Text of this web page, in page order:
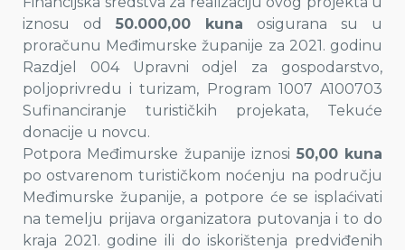
iznosu od 50.000,00 kuna osigurana su u
proračunu Međimurske županije za 2021. godinu
Razdjel 004 Upravni odjel za gospodarstvo,
poljoprivredu i turizam, Program 1007 A100703
Sufinanciranje turističkih projekata, Tekuće
donacije u novcu.
Potpora Međimurske županije iznosi 50,00 kuna
po ostvarenom turističkom noćenju na području
Međimurske županije, a potpore će se isplaćivati
na temelju prijava organizatora putovanja i to do
kraja 2021. godine ili do iskorištenja predviđenih